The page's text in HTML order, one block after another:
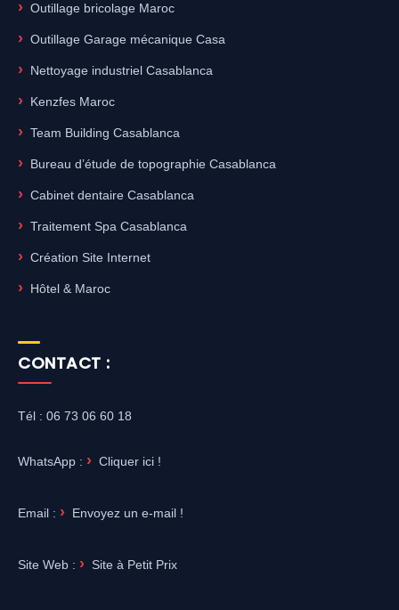
Outillage bricolage Maroc
Outillage Garage mécanique Casa
Nettoyage industriel Casablanca
Kenzfes Maroc
Team Building Casablanca
Bureau d’étude de topographie Casablanca
Cabinet dentaire Casablanca
Traitement Spa Casablanca
Création Site Internet
Hôtel & Maroc
CONTACT :
Tél : 06 73 06 60 18
WhatsApp : Cliquer ici !
Email : Envoyez un e-mail !
Site Web : Site à Petit Prix